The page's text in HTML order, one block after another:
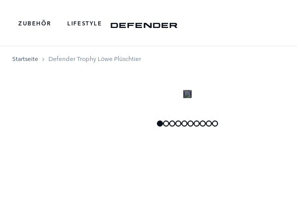
ZUBEHÖR
LIFESTYLE
Startseite Defender Trophy Löwe Plüschtier